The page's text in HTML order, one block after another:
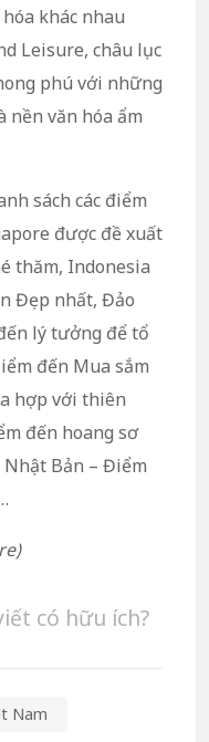
khác nhau
Leisure, châu lục
phú với những
văn hóa ẩm
sách các điểm
được đề xuất
thăm, Indonesia
Đẹp nhất, Đảo
lý tưởng để tổ
đến Mua sắm
hợp với thiên
đến hoang sơ
Bản – Điểm
có hữu ích?
Nam